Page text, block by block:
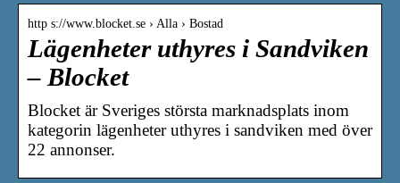
http s://www.blocket.se › Alla › Bostad
Lägenheter uthyres i Sandviken
– Blocket
Blocket är Sveriges största marknadsplats inom
kategorin lägenheter uthyres i sandviken med över
22 annonser.